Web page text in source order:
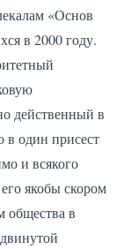
«Основ
в 2000 году.
действенный в
один присест
и всякого
якобы скором
общества в